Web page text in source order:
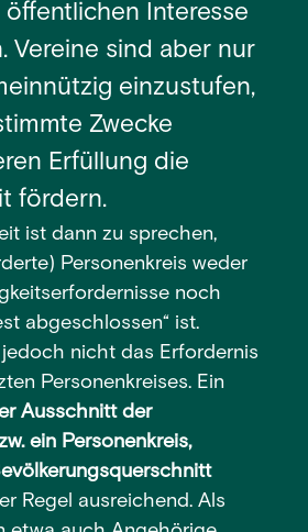
Interesse
Vereine sind aber nur
einzustufen,
Zwecke
Erfüllung die
fördern.
ist dann zu sprechen,
Personenkreis weder
noch
abgeschlossen“ ist.
nicht das Erfordernis
Personenkreises. Ein
Ausschnitt der
ein Personenkreis,
Regel ausreichend. Als